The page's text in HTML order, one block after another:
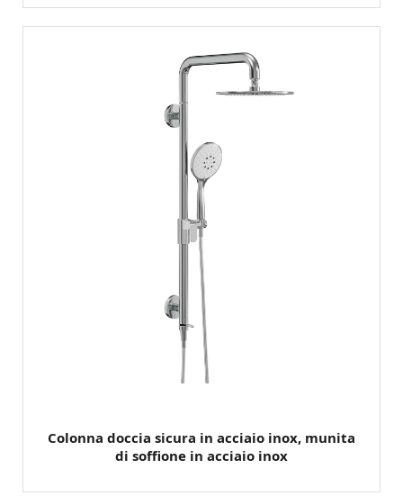
Colonna doccia sicura in acciaio inox, munita
di soffione in acciaio inox